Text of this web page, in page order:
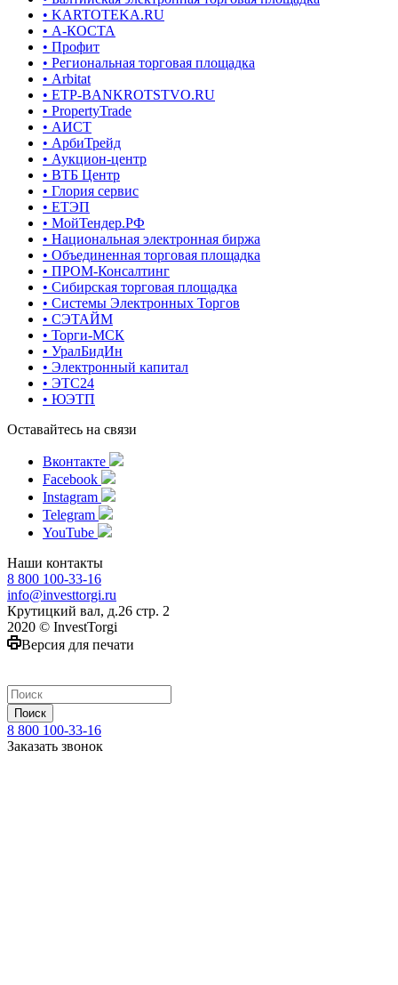
• KARTOTEKA.RU
• А-КОСТА
• Профит
• Региональная торговая площадка
• Arbitat
• ETP-BANKROTSTVO.RU
• PropertyTrade
• АИСТ
• АрбиТрейд
• Аукцион-центр
• ВТБ Центр
• Глория сервис
• ЕТЭП
• МойТендер.РФ
• Национальная электронная биржа
• Объединенная торговая площадка
• ПРОМ-Консалтинг
• Сибирская торговая площадка
• Системы Электронных Торгов
• СЭТАЙМ
• Торги-МСК
• УралБидИн
• Электронный капитал
• ЭТС24
• ЮЭТП
Оставайтесь на связи
Вконтакте
Facebook
Instagram
Telegram
YouTube
Наши контакты
8 800 100-33-16
info@investtorgi.ru
Крутицкий вал, д.26 стр. 2
2020 © InvestTorgi
Версия для печати
Поиск
8 800 100-33-16
Заказать звонок